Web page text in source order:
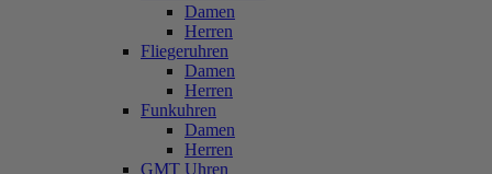
Damen
Herren
Fliegeruhren
Damen
Herren
Funkuhren
Damen
Herren
GMT Uhren